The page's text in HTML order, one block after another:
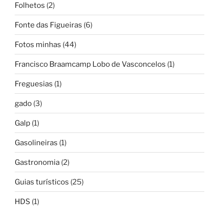
Folhetos (2)
Fonte das Figueiras (6)
Fotos minhas (44)
Francisco Braamcamp Lobo de Vasconcelos (1)
Freguesias (1)
gado (3)
Galp (1)
Gasolineiras (1)
Gastronomia (2)
Guias turísticos (25)
HDS (1)